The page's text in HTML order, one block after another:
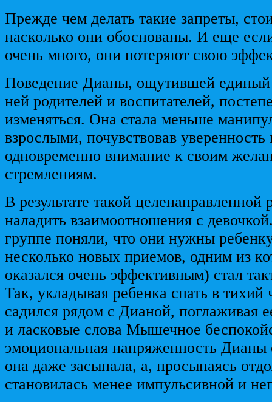
Прежде чем делать такие запреты,
насколько они обоснованы. И еще
очень много, они потеряют свою
Поведение Дианы, ощутившей единый
ней родителей и воспитателей,
изменяться. Она стала меньше
взрослыми, почувствовав уверенность
одновременно внимание к своим
стремлениям.
В результате такой целенаправленной
наладить взаимоотношения с
группе поняли, что они нужны
несколько новых приемов, одним из
оказался очень эффективным) стал
Так, укладывая ребенка спать в тихий
садился рядом с Дианой, поглаживая
и ласковые слова Мышечное
эмоциональная напряженность Дианы
она даже засыпала, а, просыпаясь
становилась менее импульсивной и